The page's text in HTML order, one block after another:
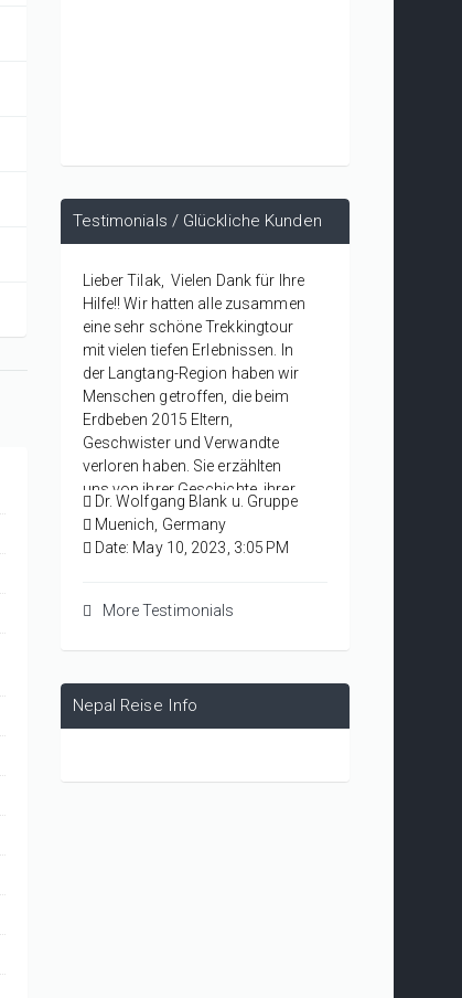
Testimonials / Glückliche Kunden
Lieber Tilak, Vielen Dank für Ihre
Hilfe!! Wir hatten alle zusammen
eine sehr schöne Trekkingtour
mit vielen tiefen Erlebnissen. In
der Langtang-Region haben wir
Menschen getroffen, die beim
Erdbeben 2015 Eltern,
Geschwister und Verwandte
verloren haben. Sie erzählten
uns von ihrer Geschichte, ihrer
Trauer und zeigten uns, wie
glücklich sie waren. Diese
Erfahrungen waren für uns sehr
Menschen gelernt!
dieser tollen Natur und den
netten Menschen!
Dr. Wolfgang Blank u. Gruppe
Muenich, Germany
Date: May 10, 2023, 3:05 PM
More Testimonials
Nepal Reise Info